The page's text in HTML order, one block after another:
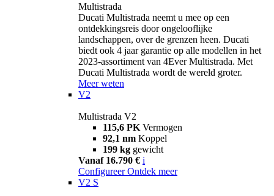
Multistrada
Ducati Multistrada neemt u mee op een
ontdekkingsreis door ongelooflijke
landschappen, over de grenzen heen. Ducati
biedt ook 4 jaar garantie op alle modellen in het
2023-assortiment van 4Ever Multistrada. Met
Ducati Multistrada wordt de wereld groter.
Meer weten
V2
Multistrada V2
115,6 PK Vermogen
92,1 nm Koppel
199 kg gewicht
Vanaf 16.790 € i
Configureer Ontdek meer
V2 S